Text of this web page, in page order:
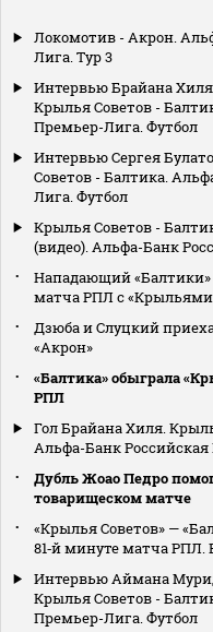
Локомотив - Акрон.
Лига. Тур 3
Интервью Брайана
Крылья Советов -
Премьер-Лига. Футбол
Интервью Сергея
Советов - Балтика.
Лига. Футбол
Крылья Советов -
(видео). Альфа-Банк
Нападающий
матча РПЛ с «Крыльями
Дзюба и Слуцкий
«Акрон»
«Балтика» обыграла
РПЛ
Гол Брайана Хиля.
Альфа-Банк
Дубль Жоао Педро
товарищеском матче
«Крылья Советов» —
81‑й минуте матча РПЛ.
Интервью Аймана
Крылья Советов -
Премьер-Лига. Футбол